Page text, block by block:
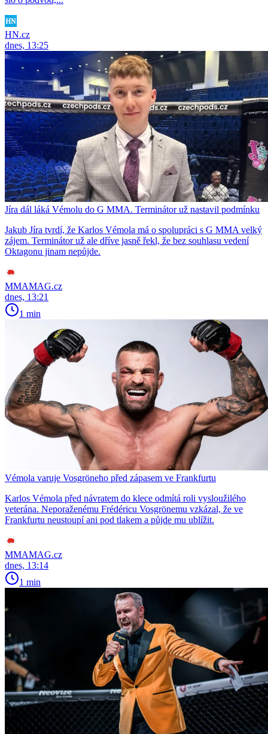
HN.cz
dnes, 13:25
Jíra dál láká Vémolu do G MMA. Terminátor už nastavil podmínku
Jakub Jíra tvrdí, že Karlos Vémola má o spolupráci s G MMA velký
zájem. Terminátor už ale dříve jasně řekl, že bez souhlasu vedení
Oktagonu jinam nepůjde.
MMAMAG.cz
dnes, 13:21
1 min
Vémola varuje Vosgröneho před zápasem ve Frankfurtu
Karlos Vémola před návratem do klece odmítá roli vysloužilého
veterána. Neporaženému Frédéricu Vosgrönemu vzkázal, že ve
Frankfurtu neustoupí ani pod tlakem a půjde mu ublížit.
MMAMAG.cz
dnes, 13:14
1 min